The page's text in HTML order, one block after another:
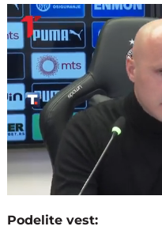
Unmute
27.33%
Podelite vest: